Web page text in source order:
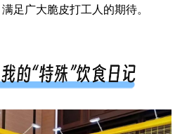
足广大脆皮打工人的期待。